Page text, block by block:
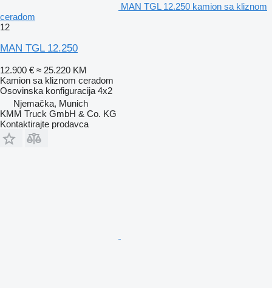
MAN TGL 12.250 kamion sa kliznom
ceradom
12
MAN TGL 12.250
12.900 € ≈ 25.220 KM
Kamion sa kliznom ceradom
Osovinska konfiguracija 4x2
Njemačka, Munich
KMM Truck GmbH & Co. KG
Kontaktirajte prodavca